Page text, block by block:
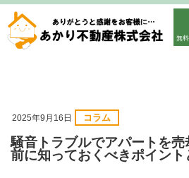
無
2025年9月16日 コラム
騒音トラブルでアパートを
前に知っておくべきポイント